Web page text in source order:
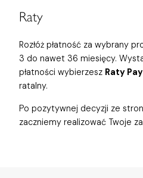
Raty
Rozłóż płatność za wybrany
3 do nawet 36 miesięcy.
płatności wybierzesz Raty
ratalny.
Po pozytywnej decyzji ze
zaczniemy realizować Twoje